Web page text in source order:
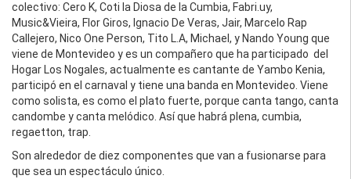
colectivo: Cero K, Coti la Diosa de la Cumbia, Fabri.uy,
Music&Vieira, Flor Giros, Ignacio De Veras, Jair, Marcelo Rap
Callejero, Nico One Person, Tito L.A, Michael, y Nando Young que
viene de Montevideo y es un compañero que ha participado del
Hogar Los Nogales, actualmente es cantante de Yambo Kenia,
participó en el carnaval y tiene una banda en Montevideo. Viene
como solista, es como el plato fuerte, porque canta tango, canta
candombe y canta melódico. Así que habrá plena, cumbia,
regaetton, trap.
Son alrededor de diez componentes que van a fusionarse para
que sea un espectáculo único.